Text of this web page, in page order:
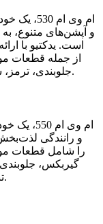
ام وی ام
و آپشن‌های متنوع،
است. یدکتیو با
جلوبندی، ترمز، سیستم تعلیق، بدنه و لوازم برقی کمک می‌کند.
ام وی
و رانندگی
گیربکس،
تنوع بالا و ارسال به سراسر ایران ارائه می‌دهد.